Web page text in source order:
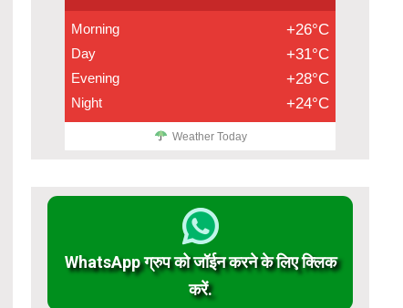
Morning +26°C
Day +31°C
Evening +28°C
Night +24°C
Weather Today
WhatsApp ग्रुप को जॉईन करने के लिए क्लिक
करें.